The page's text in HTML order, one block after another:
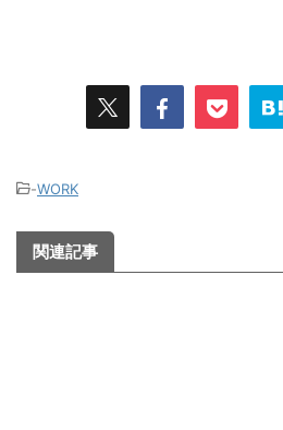
-WORK
関連記事